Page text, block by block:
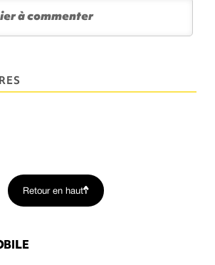
Retour en haut